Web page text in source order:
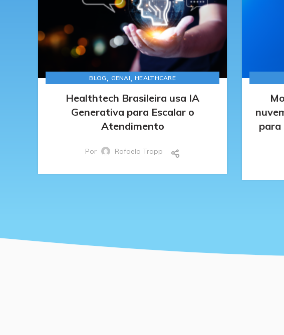
BLOG , GENAI,HEALTHCARE
Healthtech Brasileira usa IA
Generativa para Escalar o
Atendimento
Por Rafaela Trapp